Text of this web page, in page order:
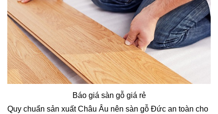
Báo giá sàn gỗ giá rẻ
Quy chuẩn sản xuất Châu Âu nên sàn gỗ Đức an toàn cho